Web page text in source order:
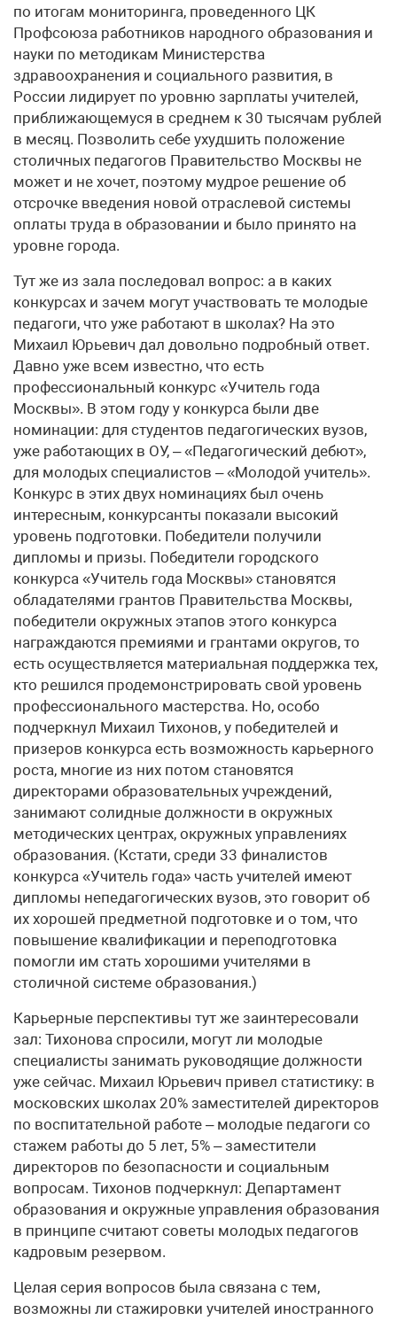
по итогам мониторинга, проведенного ЦК
Профсоюза работников народного образования и
науки по методикам Министерства
здравоохранения и социального развития, в
России лидирует по уровню зарплаты учителей,
приближающемуся в среднем к 30 тысячам рублей
в месяц. Позволить себе ухудшить положение
столичных педагогов Правительство Москвы не
может и не хочет, поэтому мудрое решение об
отсрочке введения новой отраслевой системы
оплаты труда в образовании и было принято на
уровне города.
Тут же из зала последовал вопрос: а в каких
конкурсах и зачем могут участвовать те молодые
педагоги, что уже работают в школах? На это
Михаил Юрьевич дал довольно подробный ответ.
Давно уже всем известно, что есть
профессиональный конкурс «Учитель года
Москвы». В этом году у конкурса были две
номинации: для студентов педагогических вузов,
уже работающих в ОУ, – «Педагогический дебют»,
для молодых специалистов – «Молодой учитель».
Конкурс в этих двух номинациях был очень
интересным, конкурсанты показали высокий
уровень подготовки. Победители получили
дипломы и призы. Победители городского
конкурса «Учитель года Москвы» становятся
обладателями грантов Правительства Москвы,
победители окружных этапов этого конкурса
награждаются премиями и грантами округов, то
есть осуществляется материальная поддержка тех,
кто решился продемонстрировать свой уровень
профессионального мастерства. Но, особо
подчеркнул Михаил Тихонов, у победителей и
призеров конкурса есть возможность карьерного
роста, многие из них потом становятся
директорами образовательных учреждений,
занимают солидные должности в окружных
методических центрах, окружных управлениях
образования. (Кстати, среди 33 финалистов
конкурса «Учитель года» часть учителей имеют
дипломы непедагогических вузов, это говорит об
их хорошей предметной подготовке и о том, что
повышение квалификации и переподготовка
помогли им стать хорошими учителями в
столичной системе образования.)
Карьерные перспективы тут же заинтересовали
зал: Тихонова спросили, могут ли молодые
специалисты занимать руководящие должности
уже сейчас. Михаил Юрьевич привел статистику: в
московских школах 20% заместителей директоров
по воспитательной работе – молодые педагоги со
стажем работы до 5 лет, 5% – заместители
директоров по безопасности и социальным
вопросам. Тихонов подчеркнул: Департамент
образования и окружные управления образования
в принципе считают советы молодых педагогов
кадровым резервом.
Целая серия вопросов была связана с тем,
возможны ли стажировки учителей иностранного